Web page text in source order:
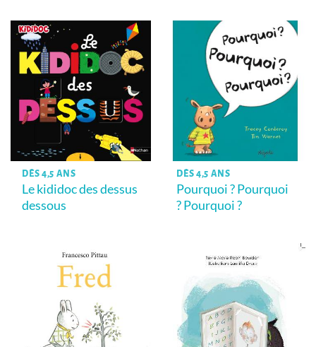
DÈS 4,5 ANS
Le kididoc des dessus
dessous
DÈS 4,5 ANS
Pourquoi ? Pourquoi
? Pourquoi ?